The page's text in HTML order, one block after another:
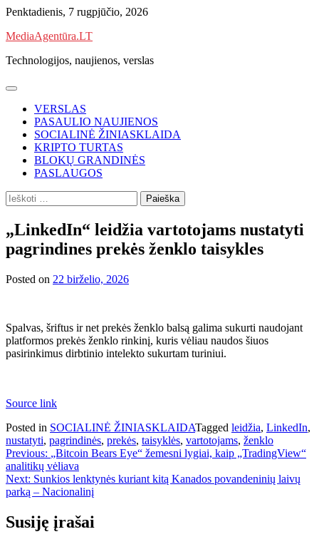
Skip
content
Penktadienis, 7 rugpjūčio, 2026
MediaAgentūra.LT
Technologijos, naujienos, verslas
VERSLAS
PASAULIO NAUJIENOS
SOCIALINĖ ŽINIASKLAIDA
KRIPTO TURTAS
BLOKŲ GRANDINĖS
PASLAUGOS
Ieškoti:
„LinkedIn“ leidžia vartotojams nustatyti
pagrindines prekės ženklo taisykles
Posted on 22 birželio, 2026
Spalvas, šriftus ir net prekės ženklo balsą galima sukurti naudojant
platformos prekės ženklo rinkinį, kuris vėliau naudos šiuos
pasirinkimus dirbtinio intelekto sukurtam turiniui.
Source link
Posted in SOCIALINĖ ŽINIASKLAIDATagged leidžia, LinkedIn,
nustatyti, pagrindinės, prekės, taisyklės, vartotojams, ženklo
Navigacija
tarp
įrašų
Previous: „Bitcoin Bears Eye“ žemesni lygiai, kaip „TradingView“
analitikų vėliava
Next: Sunkios lenktynės kuriant kitą Kanados povandeninių laivų
parką – Nacionalinį
Susiję įrašai